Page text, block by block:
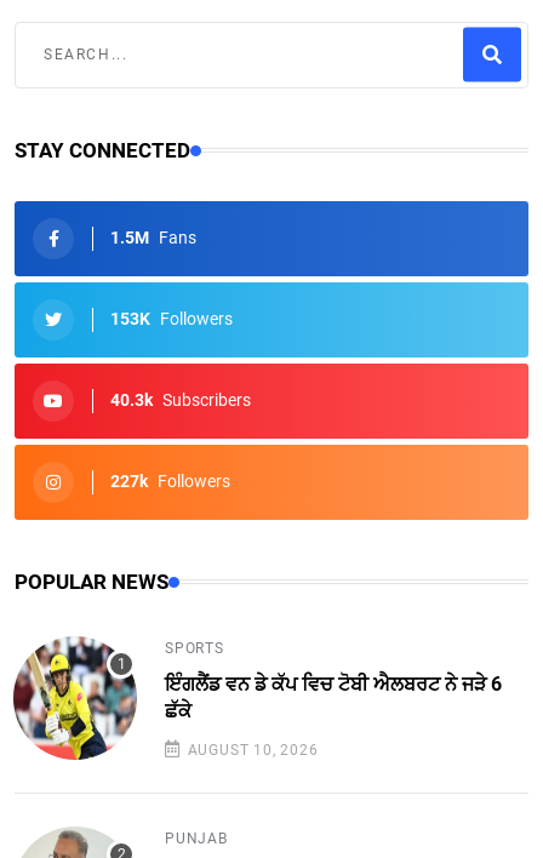
STAY CONNECTED
1.5M Fans
153K Followers
40.3k Subscribers
227k Followers
POPULAR NEWS
SPORTS
ਇੰਗਲੈਂਡ ਵਨ ਡੇ ਕੱਪ ਵਿਚ ਟੋਬੀ ਐਲਬਰਟ ਨੇ ਜੜੇ 6
ਛੱਕੇ
AUGUST 10, 2026
PUNJAB